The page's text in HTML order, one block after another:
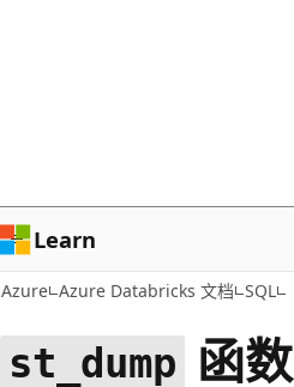
容
Learn
Azure Azure Databricks 文档 SQL
st_dump 函数